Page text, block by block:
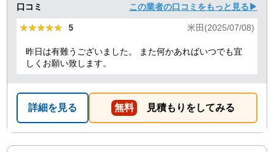
口コミ この業者の口コミをもっと見る▶
★★★★★
★★★★★ 5 米田(2025/07/08)
昨日は有難うございました。 また何かあればいつでも宜
しくお願い致します。
詳細を見る 無料 見積もりをしてみる